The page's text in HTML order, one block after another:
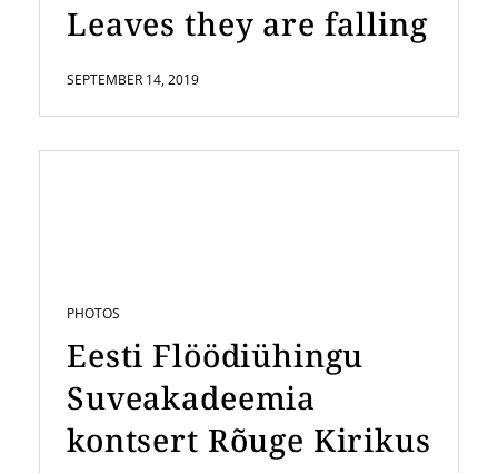
Leaves they are falling
SEPTEMBER 14, 2019
PHOTOS
Eesti Flöödiühingu
Suveakadeemia
kontsert Rõuge Kirikus